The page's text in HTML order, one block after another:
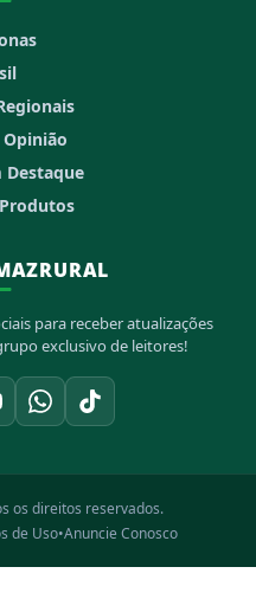
Destaque
para receber atualizações
exclusivo de leitores!
os direitos reservados.
de Uso•Anuncie Conosco